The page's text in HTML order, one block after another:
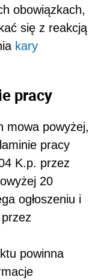
obowiązkach,
się z reakcją
kary
pracy
mowa powyżej,
pracy
K.p. przez
20
ogłoszeniu i
powinna